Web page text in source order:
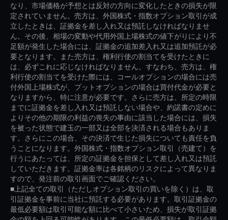
なり、市場価格が予想とは反対の方向に変化したときの損失が限
定されていません。売方は、外国株式・指数オプション取引が成
立したときは、証拠金を差し入れ又は預託しなければなりませ
ん。その後、相場の変動や代用外国上場株式の値下がりにより不
足額が発生した場合には、証拠金の追加差入れ又は追加預託が必
要となります。また売方は、権利行使の割当てを受けたときに
は、必ずこれに応じなければなりません。すなわち、売方は、権
利行使の割当てを受けた際には、コールオプションの場合には売
付外国上場株式が、プットオプションの場合は買付代金が必要と
なりますから、特に注意が必要です。さらに売方は、所定の時限
までに証拠金を差し入れ又は預託しない場合や、約諾書の定めに
よりその他の期限の利益の喪失の事由に該当した場合には、損失
を被った状態で建玉の一部又は全部を決済される場合もありま
す。さらにこの場合、その決済で生じた損失についても責任を負
うことになります。外国株式・指数オプション取引（売建て）を
行うにあたっては、所定の証拠金を担保として差し入れ又は預託
していただきます。証拠金率は各銘柄のリスクによって異なりま
すので、発注前の取引画面でご確認ください。
■上記全ての取引（ただしオプション取引の買いを除く）は、取
引証拠金を事前に当社に預託する必要があります。取引証拠金の
最低必要額は取引可能な額に比べて小さいため、損失が取引証拠